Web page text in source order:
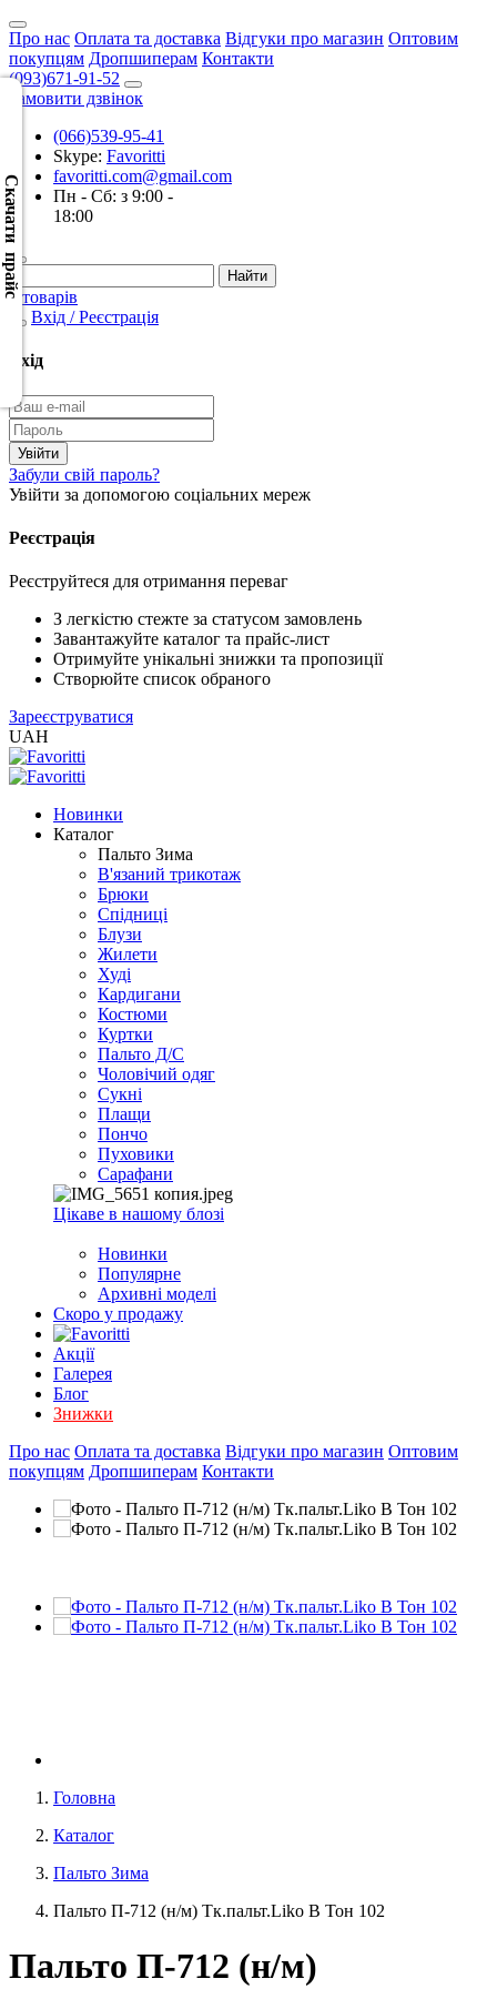
Про нас Оплата та доставка Відгуки про магазин Оптовим
покупцям Дропшиперам Контакти
(093)671-91-52
Замовити дзвінок
(066)539-95-41
Skype: Favoritti
favoritti.com@gmail.com
Пн - Сб: з 9:00 -
18:00
0 товарів
Вхід / Реєстрація
Вхід
Забули свій пароль?
Увійти за допомогою соціальних мереж
Реєстрація
Реєструйтеся для отримання переваг
З легкістю стежте за статусом замовлень
Завантажуйте каталог та прайс-лист
Отримуйте унікальні знижки та пропозиції
Створюйте список обраного
Зареєструватися
UAH
Новинки
Каталог
Пальто Зима
В'язаний трикотаж
Брюки
Спідниці
Блузи
Жилети
Худі
Кардигани
Костюми
Куртки
Пальто Д/С
Чоловічий одяг
Сукні
Плащи
Пончо
Пуховики
Сарафани
Цікаве в нашому блозі
Новинки
Популярне
Архивні моделі
Скоро у продажу
Акції
Галерея
Блог
Знижки
Про нас Оплата та доставка Відгуки про магазин Оптовим
покупцям Дропшиперам Контакти
Головна
Каталог
Пальто Зима
Пальто П-712 (н/м) Тк.пальт.Liko В Тон 102
Пальто П-712 (н/м)
Скачати прайс
Скачать
XML
(Розн.)
Скачать
XML
(Опт)
CSV
Скачать
CSV
(Опт)
XLS
EXCEL
(Розн.)
XLS
EXCEL
2005
(Опт)
XLSX